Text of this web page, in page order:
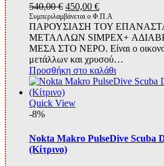
540,00€ Original
price
was:
540,00 €.
450,00 €Η
τρέχουσα
τιμή
είναι:
450,00 €.
Συμπεριλαμβάνεται ο Φ.Π.Α
ΠΑΡΟΥΣΙΑΣΗ ΤΟΥ
ΜΕΤΑΛΛΩΝ SIMPEX+
ΜΕΣΑ ΣΤΟ ΝΕΡΟ. Είναι ο
μετάλλων και χρυσού…
Προσθήκη στο καλάθι
Quick View
-8%
Nokta Makro PulseDive Scuba
(Κίτρινο)